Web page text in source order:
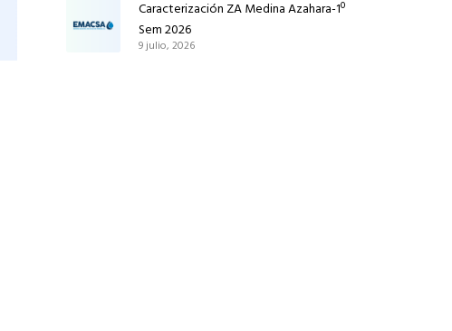
Caracterización ZA Medina Azahara-1º
Sem 2026
9 julio, 2026